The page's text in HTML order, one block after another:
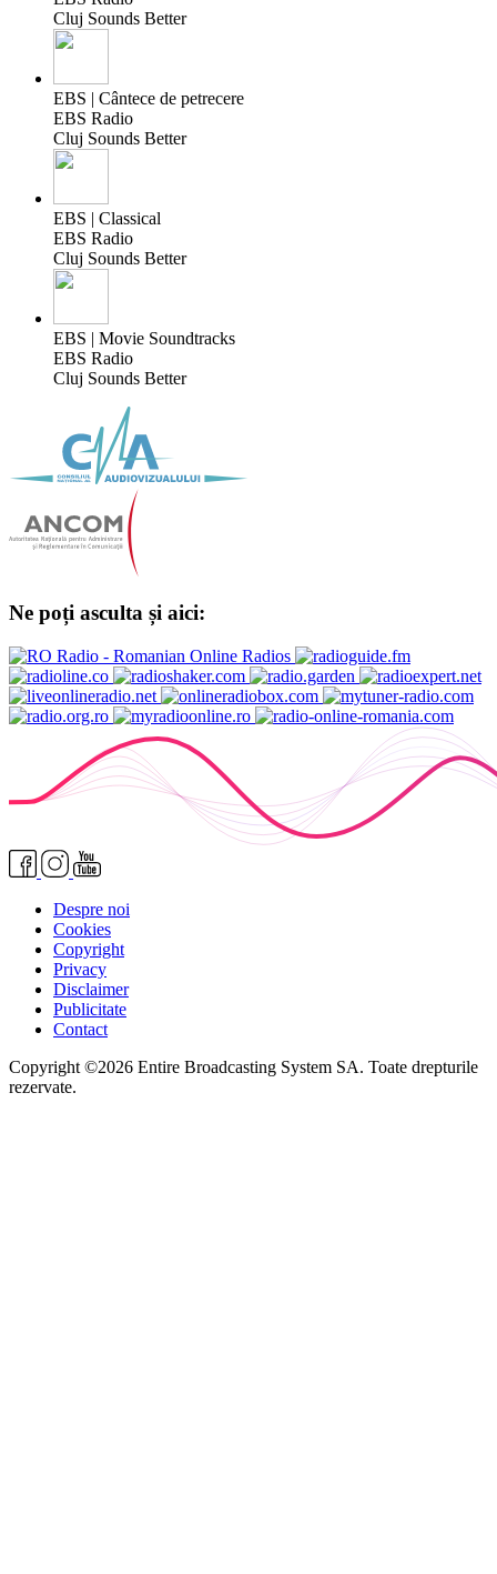
Cluj Sounds Better
EBS | Cântece de petrecere
EBS Radio
Cluj Sounds Better
EBS | Classical
EBS Radio
Cluj Sounds Better
EBS | Movie Soundtracks
EBS Radio
Cluj Sounds Better
Ne poți asculta și aici:
Despre noi
Cookies
Copyright
Privacy
Disclaimer
Publicitate
Contact
Copyright ©2026 Entire Broadcasting System SA. Toate drepturile
rezervate.